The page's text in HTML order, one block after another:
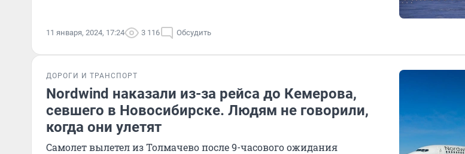
11 января, 2024, 17:24 3 116 Обсудить
ДОРОГИ И ТРАНСПОРТ
Nordwind наказали из-за рейса до Кемерова,
севшего в Новосибирске. Людям не говорили,
когда они улетят
Самолет вылетел из Толмачево после 9-часового ожидания